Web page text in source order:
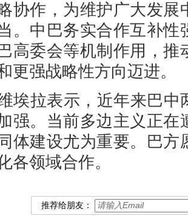
协作，为维护广大发
。中巴务实合作互补
高委会等机制作用，
更强战略性方向迈进。
埃拉表示，近年来巴中
强。当前多边主义正
体建设尤为重要。巴
各领域合作。
推荐给朋友：